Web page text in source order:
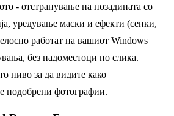
- отстранување на позадината со
уредување маски и ефекти (сенки,
работат на вашиот Windows
без надоместоци по слика.
ниво за да видите како
подобрени фотографии.